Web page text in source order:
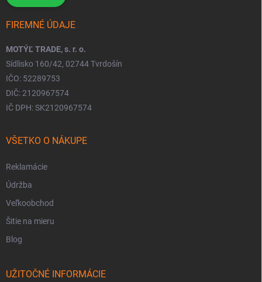
FIREMNÉ ÚDAJE
MOTÝĽ TRADE, s. r. o.
Sídlisko 160/42, 02744 Tvrdošín
IČO: 52289753
DIČ: 2120967574
IČ DPH: SK2120967574
VŠETKO O NÁKUPE
Reklamácie
Údržba
Veľkoobchod
Šitie na mieru
Blog
UŽITOČNÉ INFORMÁCIE